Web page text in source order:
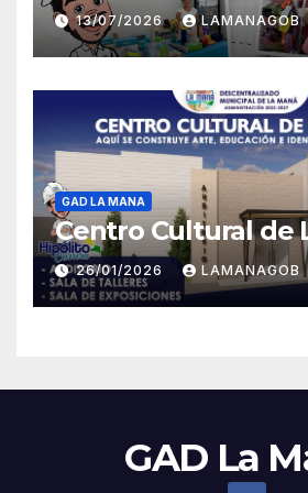
13/07/2026 LAMANAGOB
GAD LA MANA
Centro Cultural de
26/01/2026 LAMANAGOB
GAD La